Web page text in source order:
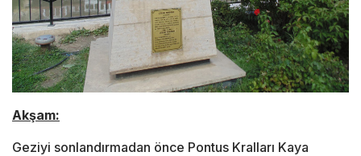
Akşam:
Geziyi sonlandırmadan önce Pontus Kralları Kaya